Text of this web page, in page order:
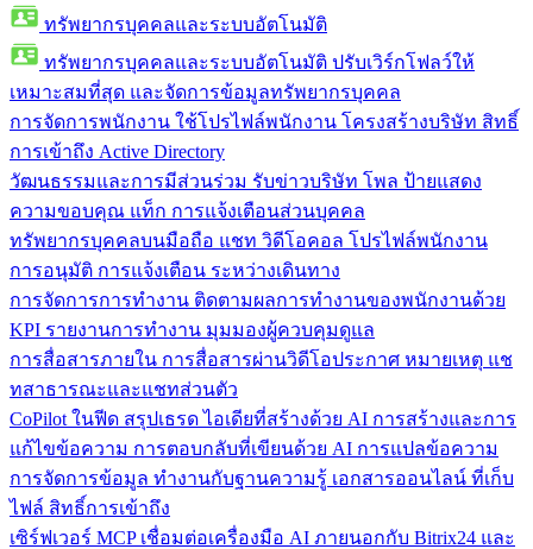
ทรัพยากรบุคคลและระบบอัตโนมัติ
ทรัพยากรบุคคลและระบบอัตโนมัติ ปรับเวิร์กโฟลว์ให้
เหมาะสมที่สุด และจัดการข้อมูลทรัพยากรบุคคล
การจัดการพนักงาน ใช้โปรไฟล์พนักงาน โครงสร้างบริษัท สิทธิ์
การเข้าถึง Active Directory
วัฒนธรรมและการมีส่วนร่วม รับข่าวบริษัท โพล ป้ายแสดง
ความขอบคุณ แท็ก การแจ้งเตือนส่วนบุคคล
ทรัพยากรบุคคลบนมือถือ แชท วิดีโอคอล โปรไฟล์พนักงาน
การอนุมัติ การแจ้งเตือน ระหว่างเดินทาง
การจัดการการทำงาน ติดตามผลการทำงานของพนักงานด้วย
KPI รายงานการทำงาน มุมมองผู้ควบคุมดูแล
การสื่อสารภายใน การสื่อสารผ่านวิดีโอประกาศ หมายเหตุ แช
ทสาธารณะและแชทส่วนตัว
CoPilot ในฟีด สรุปเธรด ไอเดียที่สร้างด้วย AI การสร้างและการ
แก้ไขข้อความ การตอบกลับที่เขียนด้วย AI การแปลข้อความ
การจัดการข้อมูล ทำงานกับฐานความรู้ เอกสารออนไลน์ ที่เก็บ
ไฟล์ สิทธิ์การเข้าถึง
เซิร์ฟเวอร์ MCP เชื่อมต่อเครื่องมือ AI ภายนอกกับ Bitrix24 และ